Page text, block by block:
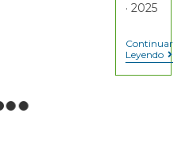
· 2025
Continuar
Leyendo